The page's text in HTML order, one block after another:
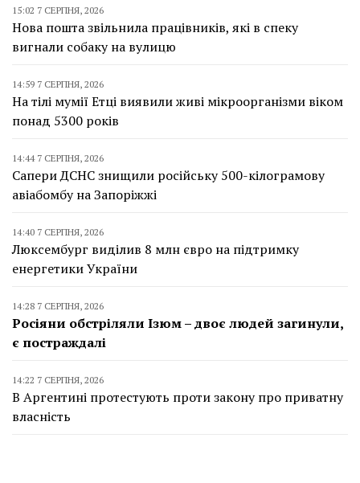
15:02 7 СЕРПНЯ, 2026
Нова пошта звільнила працівників, які в спеку
вигнали собаку на вулицю
14:59 7 СЕРПНЯ, 2026
На тілі мумії Етці виявили живі мікроорганізми віком
понад 5300 років
14:44 7 СЕРПНЯ, 2026
Сапери ДСНС знищили російську 500-кілограмову
авіабомбу на Запоріжжі
14:40 7 СЕРПНЯ, 2026
Люксембург виділив 8 млн євро на підтримку
енергетики України
14:28 7 СЕРПНЯ, 2026
Росіяни обстріляли Ізюм – двоє людей загинули,
є постраждалі
14:22 7 СЕРПНЯ, 2026
В Аргентині протестують проти закону про приватну
власність